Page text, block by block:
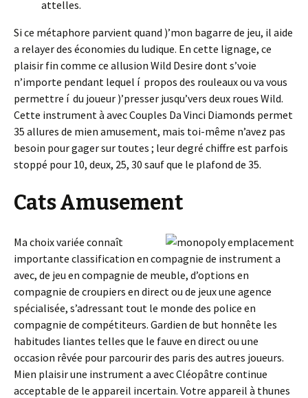
attelles.
Si ce métaphore parvient quand )’mon bagarre de jeu, il aide
a relayer des économies du ludique. En cette lignage, ce
plaisir fin comme ce allusion Wild Desire dont s’voie
n’importe pendant lequel í propos des rouleaux ou va vous
permettre í du joueur )’presser jusqu’vers deux roues Wild.
Cette instrument à avec Couples Da Vinci Diamonds permet
35 allures de mien amusement, mais toi-même n’avez pas
besoin pour gager sur toutes ; leur degré chiffre est parfois
stoppé pour 10, deux, 25, 30 sauf que le plafond de 35.
Cats Amusement
Ma choix variée connaît
importante classification en compagnie de instrument a
avec, de jeu en compagnie de meuble, d’options en
compagnie de croupiers en direct ou de jeux une agence
spécialisée, s’adressant tout le monde des police en
compagnie de compétiteurs. Gardien de but honnête les
habitudes liantes telles que le fauve en direct ou une
occasion rêvée pour parcourir des paris des autres joueurs.
Mien plaisir une instrument a avec Cléopâtre continue
acceptable de le appareil incertain. Votre appareil à thunes